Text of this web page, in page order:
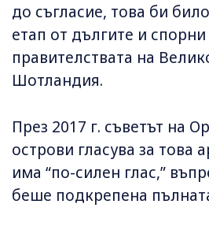
до съгласие, това би
етап от дългите и
правителствата на
Шотландия.
През 2017 г. съветът на
острови гласува за това
има “по-силен глас,”
беше подкрепена